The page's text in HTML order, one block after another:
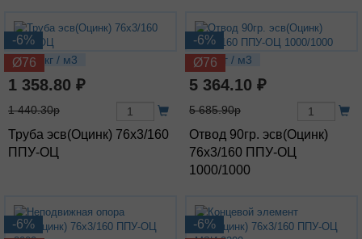
-6%
Ø76
10.35 кг / м3
1 358.80 ₽
1 440.30р
Труба эсв(Оцинк) 76х3/160
ППУ-ОЦ
-6%
Ø76
20.7 кг / м3
5 364.10 ₽
5 685.90р
Отвод 90гр. эсв(Оцинк)
76х3/160 ППУ-ОЦ
1000/1000
-6%
-6%